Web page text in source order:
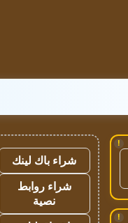
!
!
شراء باك لينك
شراء روابط
نصية